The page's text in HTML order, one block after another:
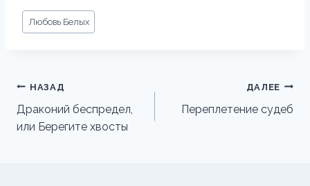
Метки
записи:
Любовь Белых
Навигация
по
записям
НАЗАД
Драконий беспредел,
или Берегите хвосты
ДАЛЕЕ
Переплетение судеб